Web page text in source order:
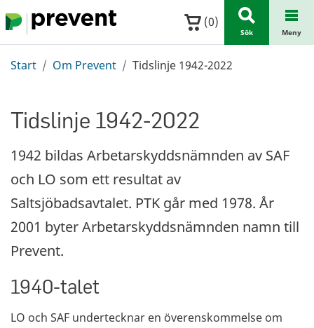
Hoppa till huvudinnehållet (0)
Sök Meny
Start Om Prevent Tidslinje 1942-2022
Tidslinje 1942-2022
1942 bildas Arbetarskyddsnämnden av SAF
och LO som ett resultat av
Saltsjöbadsavtalet. PTK går med 1978. År
2001 byter Arbetarskyddsnämnden namn till
Prevent.
1940-talet
LO och SAF undertecknar en överenskommelse om